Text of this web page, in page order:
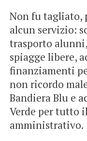
Non fu tagliato,
alcun servizio:
trasporto
spiagge libere,
finanziamenti
non ricordo
Bandiera Blu e
Verde per tutto
amministrativo.